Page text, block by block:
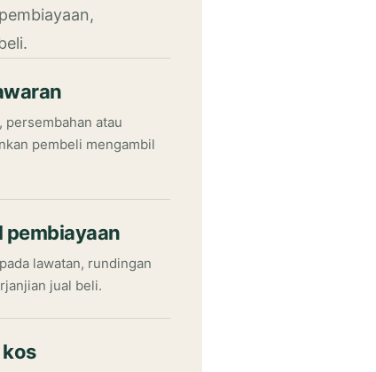
atau
pembeli mengambil
pembiayaan
lawatan, rundingan
jual beli.